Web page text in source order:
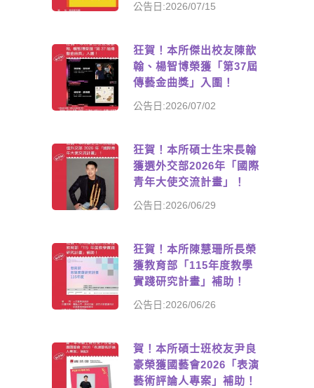
公告日:2026/07/15
狂賀！本所傑出校友陳歆
翰、楊智博榮獲「第37屆
傳藝金曲獎」入圍！
公告日:2026/07/02
狂賀！本所碩士生宋長翰
獲選外交部2026年「國際
青年大使交流計畫」！
公告日:2026/06/29
狂賀！本所陳慧珊所長榮
獲教育部「115年度教學
實踐研究計畫」補助！
公告日:2026/06/26
賀！本所碩士班校友尹良
豪榮獲國藝會2026「表演
藝術評論人專案」補助！